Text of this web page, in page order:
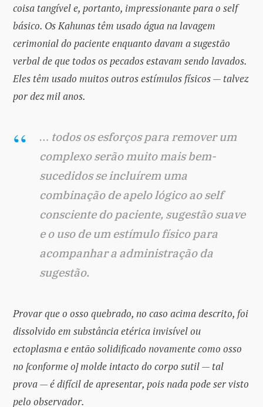
coisa tangível e, portanto, impressionante para o self
básico. Os Kahunas têm usado água na lavagem
cerimonial do paciente enquanto davam a sugestão
verbal de que todos os pecados estavam sendo lavados.
Eles têm usado muitos outros estímulos físicos — talvez
por dez mil anos.
… todos os esforços para remover um
complexo serão muito mais bem-
sucedidos se incluírem uma
combinação de apelo lógico ao self
consciente do paciente, sugestão suave
e o uso de um estímulo físico para
acompanhar a administração da
sugestão.
Provar que o osso quebrado, no caso acima descrito, foi
dissolvido em substância etérica invisível ou
ectoplasma e então solidificado novamente como osso
no [conforme o] molde intacto do corpo sutil — tal
prova — é difícil de apresentar, pois nada pode ser visto
pelo observador.